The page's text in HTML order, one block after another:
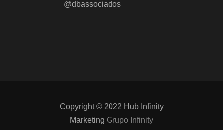
@dbassociados
Copyright © 2022 Hub Infinity
Marketing Grupo Infinity